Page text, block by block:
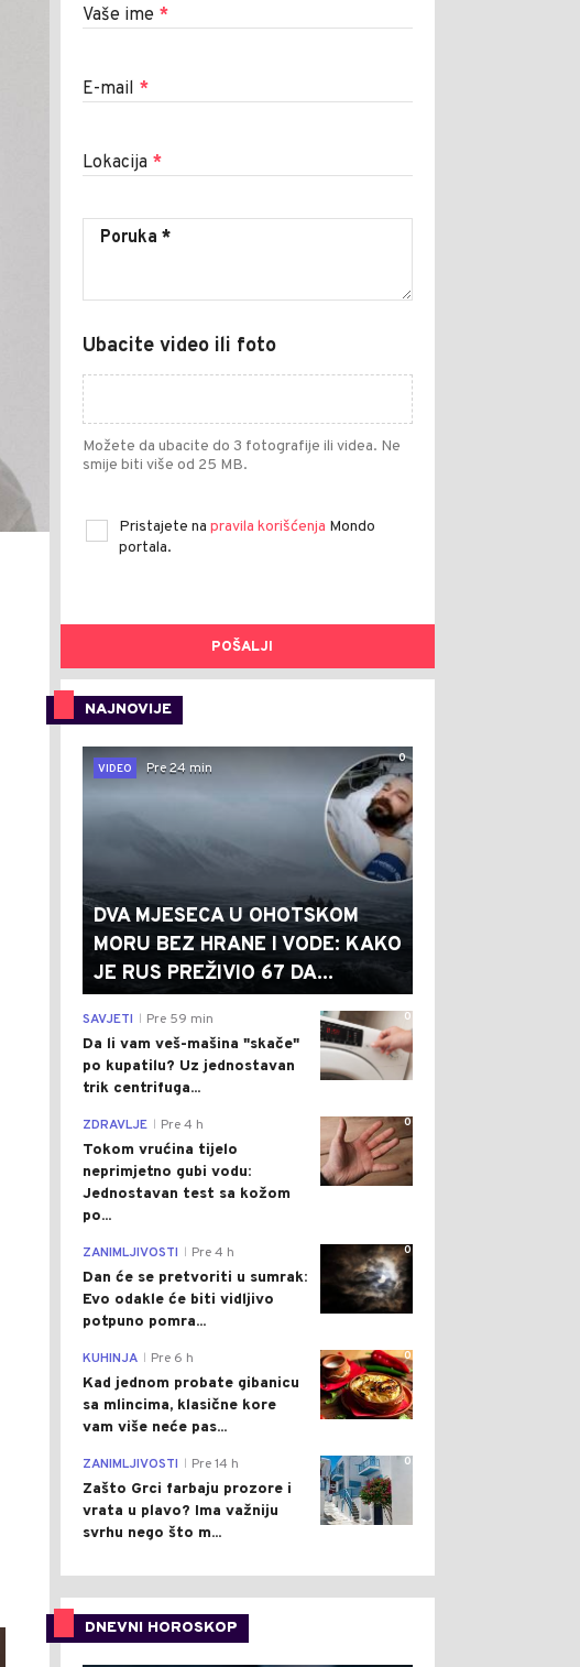
Vaše ime *
E-mail *
Lokacija *
Ubacite video ili foto
Možete da ubacite do 3 fotografije ili videa. Ne
smije biti više od 25 MB.
Pristajete na pravila korišćenja Mondo
portala.
POŠALJI
NAJNOVIJE
0
VIDEO
Pre 24 min
DVA MJESECA U OHOTSKOM
MORU BEZ HRANE I VODE: KAKO
JE RUS PREŽIVIO 67 DA...
0
SAVJETI Pre 59 min
Da li vam veš-mašina "skače"
po kupatilu? Uz jednostavan
trik centrifuga...
0
ZDRAVLJE Pre 4 h
Tokom vrućina tijelo
neprimjetno gubi vodu:
Jednostavan test sa kožom
po...
0
ZANIMLJIVOSTI Pre 4 h
Dan će se pretvoriti u sumrak:
Evo odakle će biti vidljivo
potpuno pomra...
0
KUHINJA Pre 6 h
Kad jednom probate gibanicu
sa mlincima, klasične kore
vam više neće pas...
0
ZANIMLJIVOSTI Pre 14 h
Zašto Grci farbaju prozore i
vrata u plavo? Ima važniju
svrhu nego što m...
DNEVNI HOROSKOP